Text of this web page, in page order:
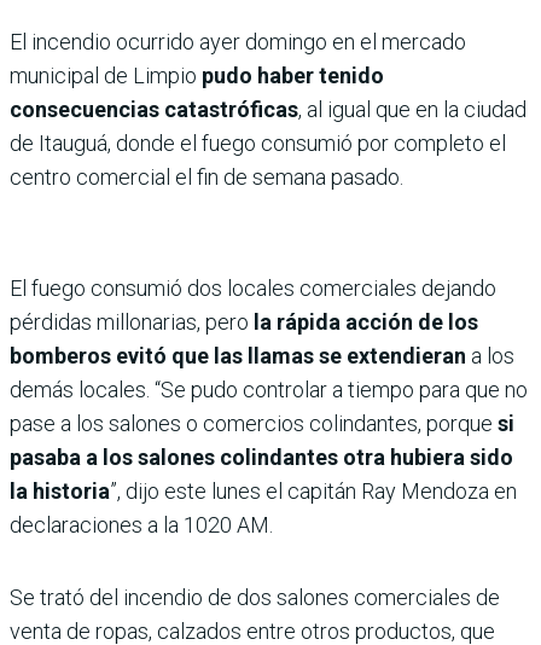
El incendio ocurrido ayer domingo en el mercado
municipal de Limpio pudo haber tenido
consecuencias catastróficas, al igual que en la ciudad
de Itauguá, donde el fuego consumió por completo el
centro comercial el fin de semana pasado.
El fuego consumió dos locales comerciales dejando
pérdidas millonarias, pero la rápida acción de los
bomberos evitó que las llamas se extendieran a los
demás locales. “Se pudo controlar a tiempo para que no
pase a los salones o comercios colindantes, porque si
pasaba a los salones colindantes otra hubiera sido
la historia”, dijo este lunes el capitán Ray Mendoza en
declaraciones a la 1020 AM.
Se trató del incendio de dos salones comerciales de
venta de ropas, calzados entre otros productos, que